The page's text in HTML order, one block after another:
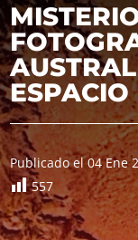
ESPACIO
Publicado el 04 Ene
557